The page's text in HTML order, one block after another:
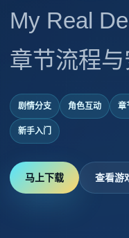
My Real
章节流程
剧情分支 角色互动 章
新手入门
马上下载 查看游